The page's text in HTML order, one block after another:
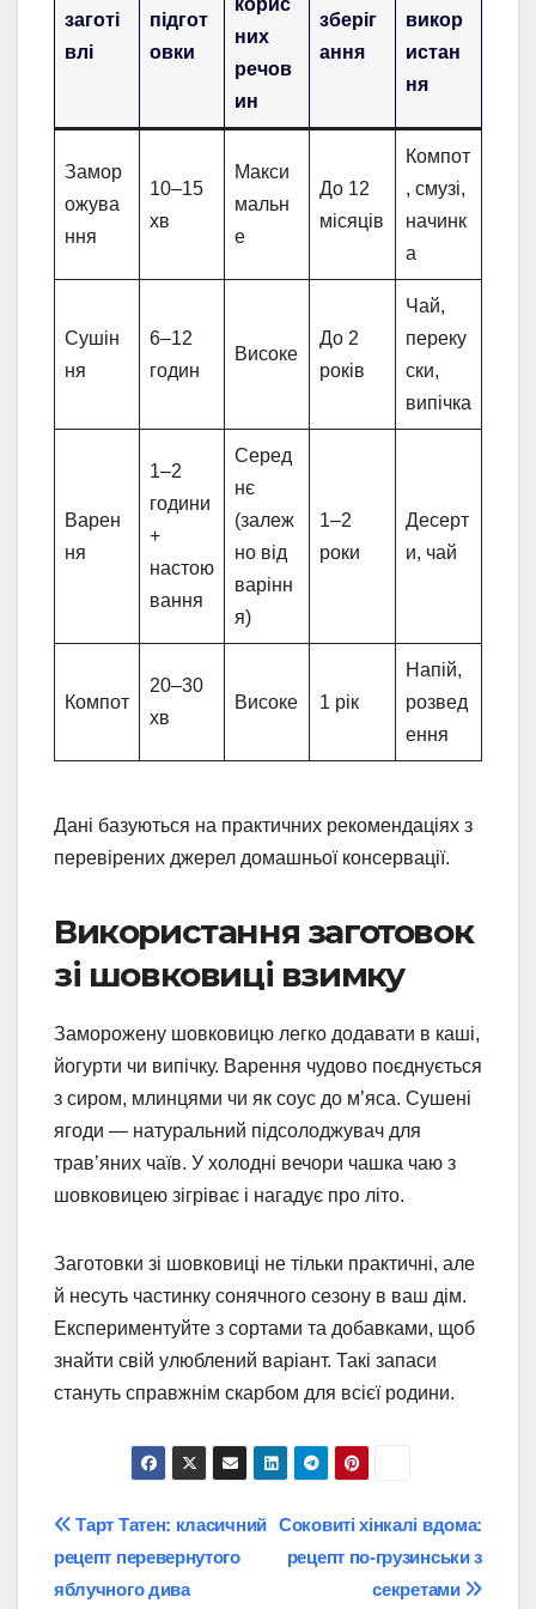
заготі
влі
підгот
овки
корис
них
речов
ин
зберіг
ання
викор
истан
ня
Замор
ожува
ння
10–15
хв
Макси
мальн
е
До 12
місяців
Компот
, смузі,
начинк
а
Сушін
ня
6–12
годин
Високе
До 2
років
Чай,
переку
ски,
випічка
Варен
ня
1–2
години
+
настою
вання
Серед
нє
(залеж
но від
варінн
я)
1–2
роки
Десерт
и, чай
Компот
20–30
хв
Високе 1 рік
Напій,
розвед
ення
Дані базуються на практичних рекомендаціях з
перевірених джерел домашньої консервації.
Використання заготовок
зі шовковиці взимку
Заморожену шовковицю легко додавати в каші,
йогурти чи випічку. Варення чудово поєднується
з сиром, млинцями чи як соус до м’яса. Сушені
ягоди — натуральний підсолоджувач для
трав’яних чаїв. У холодні вечори чашка чаю з
шовковицею зігріває і нагадує про літо.
Заготовки зі шовковиці не тільки практичні, але
й несуть частинку сонячного сезону в ваш дім.
Експериментуйте з сортами та добавками, щоб
знайти свій улюблений варіант. Такі запаси
стануть справжнім скарбом для всієї родини.
Post
navigation
Соковиті хінкалі вдома:
рецепт по-грузинськи з
секретами
Тарт Татен: класичний
рецепт перевернутого
яблучного дива